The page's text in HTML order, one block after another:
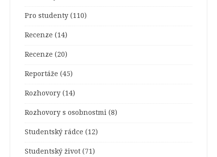
Pro studenty (110)
Recenze (14)
Recenze (20)
Reportáže (45)
Rozhovory (14)
Rozhovory s osobnostmi (8)
Studentský rádce (12)
Studentský život (71)